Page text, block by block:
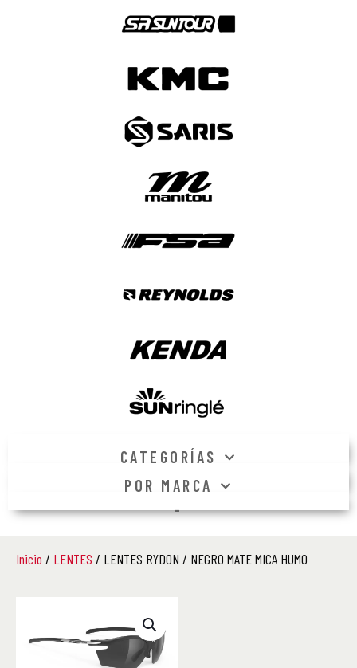
CATEGORÍAS
POR MARCA
–
Inicio / LENTES / LENTES RYDON / NEGRO MATE MICA HUMO